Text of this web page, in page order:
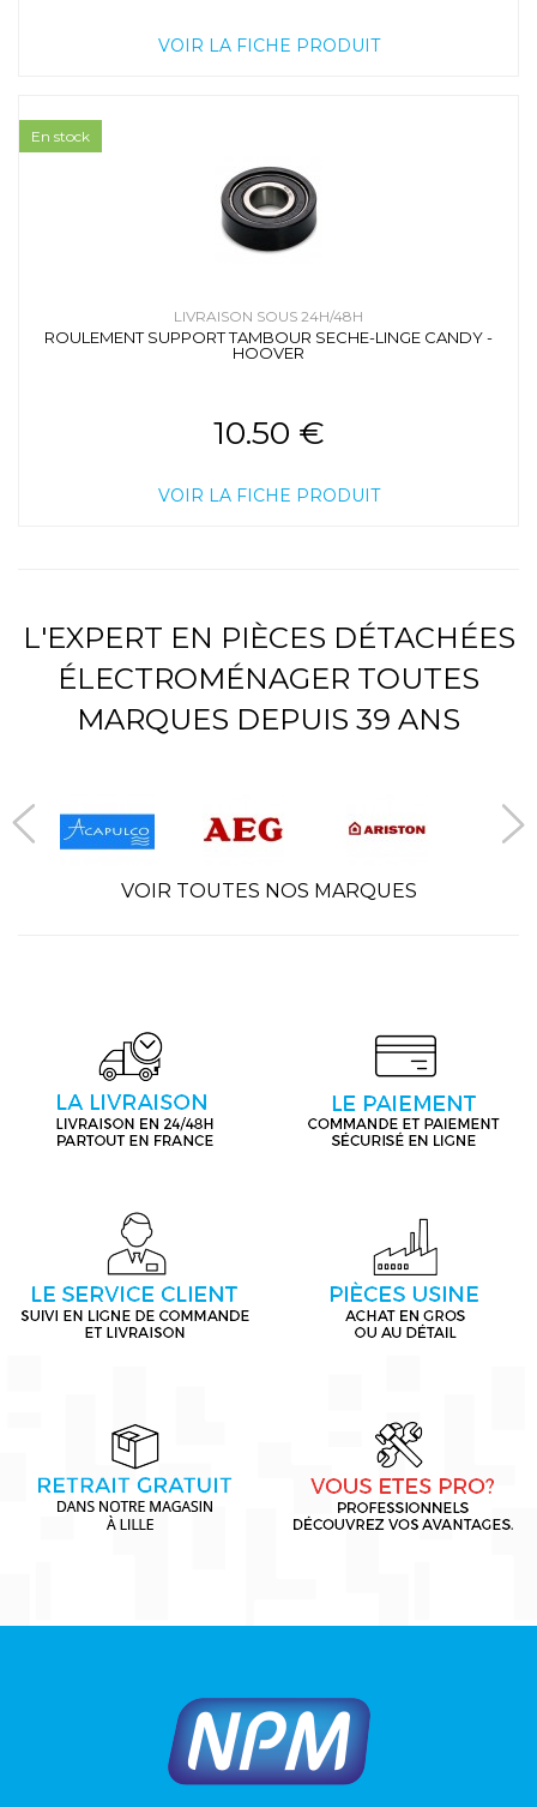
VOIR LA FICHE PRODUIT
LIVRAISON SOUS 24H/48H
ROULEMENT SUPPORT TAMBOUR SECHE-LINGE CANDY -
HOOVER
10.50 €
VOIR LA FICHE PRODUIT
En stock
L'EXPERT EN PIÈCES DÉTACHÉES
ÉLECTROMÉNAGER TOUTES
MARQUES DEPUIS 39 ANS
VOIR TOUTES NOS MARQUES